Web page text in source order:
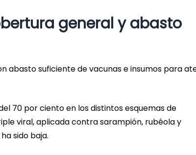
general y abasto
abasto suficiente de vacunas e insumos para
70 por ciento en los distintos esquemas de
viral, aplicada contra sarampión, rubéola y
sido baja.